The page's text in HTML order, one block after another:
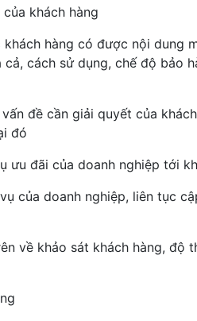
khách hàng
hàng có được nội dung
cách sử dụng, chế độ bảo
đề cần giải quyết của
đó
ưu đãi của doanh nghiệp tới
của doanh nghiệp, liên tục
về khảo sát khách hàng, độ